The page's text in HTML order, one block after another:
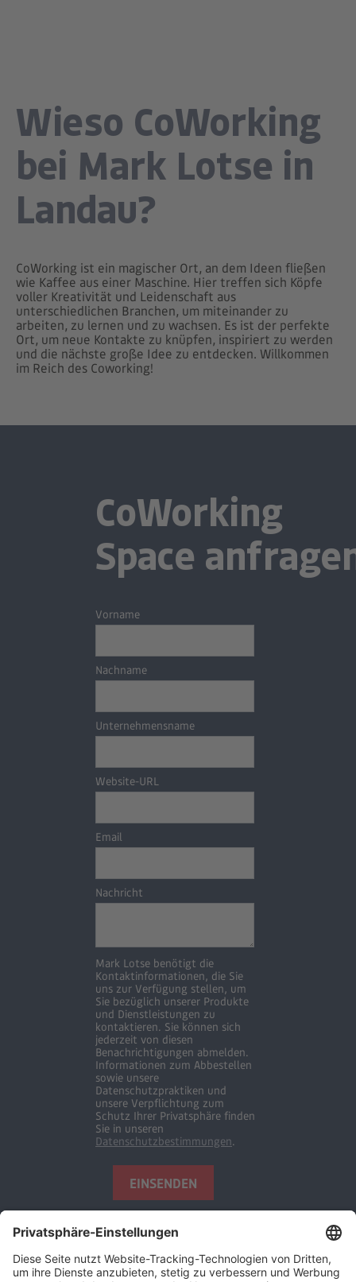
Wieso CoWorking
bei Mark Lotse in
Landau?
CoWorking ist ein magischer Ort, an dem Ideen fließen
wie Kaffee aus einer Maschine. Hier treffen sich Köpfe
voller Kreativität und Leidenschaft aus
unterschiedlichen Branchen, um miteinander zu
arbeiten, zu lernen und zu wachsen. Es ist der perfekte
Ort, um neue Kontakte zu knüpfen, inspiriert zu werden
und die nächste große Idee zu entdecken. Willkommen
im Reich des Coworking!
CoWorking
Space
Vorname
Nachname
Unternehmensname
Website-URL
Email
Nachricht
Mark Lotse benötigt die
Kontaktinformationen, die Sie
uns zur Verfügung stellen, um
Sie bezüglich unserer Produkte
und Dienstleistungen zu
kontaktieren. Sie können sich
jederzeit von diesen
Benachrichtigungen abmelden.
Informationen zum Abbestellen
sowie unsere
Datenschutzpraktiken und
unsere Verpflichtung zum
Schutz Ihrer Privatsphäre finden
Sie in unseren
Datenschutzbestimmungen.